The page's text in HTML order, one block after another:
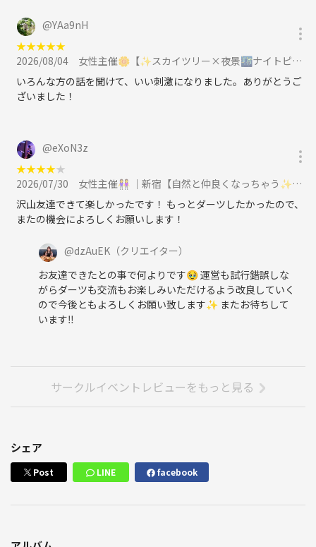
@YAa9nH
★★★★★
2026/08/04
女性主催🌼【✨スカイツリー×夜景🌃ナイトピクニック🧺】1人参加＆初参加も安心🌸に参加
いろんな方の話を聞けて、いい刺激になりました。ありがとうご
ざいました！
@eXoN3z
★★★★★
2026/07/30
女性主催👭 ｜新宿【自然と仲良くなっちゃう✨ゆるダーツ会🎯】初心者さん大歓迎🔰に参加
沢山友達できて楽しかったです！ もっとダーツしたかったので、
またの機会によろしくお願いします！
@dzAuEK （クリエイター）
お友達できたとの事で何よりです🥹 運営も試行錯誤しな
がらダーツも交流もお楽しみいただけるよう改良していく
ので今後ともよろしくお願い致します✨️ またお待ちして
います‼️
サークルイベントレビューをもっと見る
シェア
Post LINE facebook